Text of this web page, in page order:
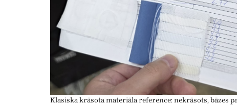
Klasiska krāsota materiāla reference: nekrāsots, bāzes